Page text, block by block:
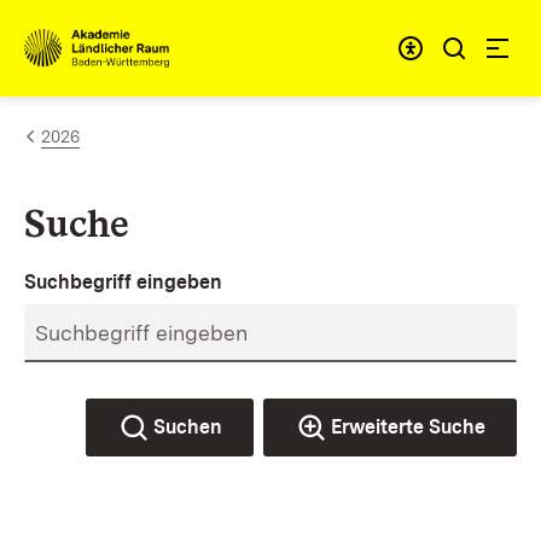
Zum Inhalt springen
Link zur Startseite
2026
Suche
Suchbegriff eingeben
Suchen Erweiterte Suche